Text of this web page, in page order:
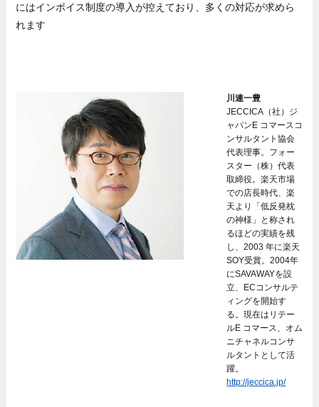
にはインボイス制度の導入が控えており、多くの対応が求めら
れます
川連一豊
JECCICA（社）ジ
ャパンE コマースコ
ンサルタント協会
代表理事。フォー
スター（株）代表
取締役。楽天市場
での店長時代、楽
天より「低反発枕
の神様」と称され
るほどの実績を残
し、2003 年に楽天
SOY受賞。2004年
にSAVAWAYを設
立、ECコンサルテ
ィングを開始す
る。現在はリテー
ルE コマース、オム
ニチャネルコンサ
ルタントとして活
躍。
http://jeccica.jp/